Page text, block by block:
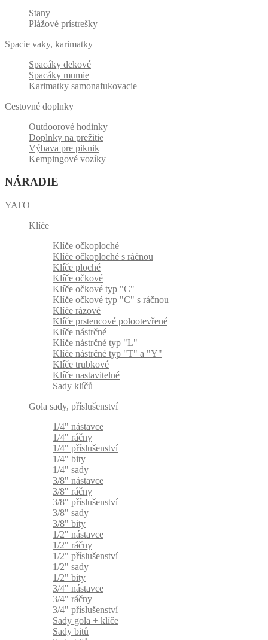
Stany
Plážové prístrešky
Spacie vaky, karimatky
Spacáky dekové
Spacáky mumie
Karimatky samonafukovacie
Cestovné doplnky
Outdoorové hodinky
Doplnky na prežitie
Výbava pre piknik
Kempingové vozíky
NÁRADIE
YATO
Klíče
Klíče očkoploché
Klíče očkoploché s ráčnou
Klíče ploché
Klíče očkové
Klíče očkové typ "C"
Klíče očkové typ "C" s ráčnou
Klíče rázové
Klíče prstencové polootevřené
Klíče nástrčné
Klíče nástrčné typ "L"
Klíče nástrčné typ "T" a "Y"
Klíče trubkové
Klíče nastavitelné
Sady klíčů
Gola sady, příslušenství
1/4" nástavce
1/4" ráčny
1/4" příslušenství
1/4" bity
1/4" sady
3/8" nástavce
3/8" ráčny
3/8" příslušenství
3/8" sady
3/8" bity
1/2" nástavce
1/2" ráčny
1/2" příslušenství
1/2" sady
1/2" bity
3/4" nástavce
3/4" ráčny
3/4" příslušenství
Sady gola + klíče
Sady bitů